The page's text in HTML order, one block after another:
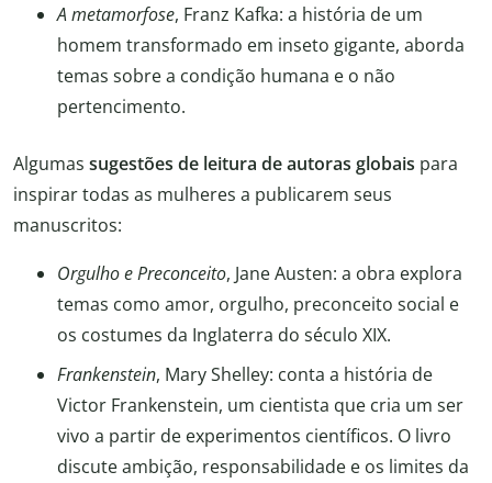
A metamorfose, Franz Kafka: a história de um
homem transformado em inseto gigante, aborda
temas sobre a condição humana e o não
pertencimento.
Algumas sugestões de leitura de autoras globais para
inspirar todas as mulheres a publicarem seus
manuscritos:
Orgulho e Preconceito, Jane Austen: a obra explora
temas como amor, orgulho, preconceito social e
os costumes da Inglaterra do século XIX.
Frankenstein, Mary Shelley: conta a história de
Victor Frankenstein, um cientista que cria um ser
vivo a partir de experimentos científicos. O livro
discute ambição, responsabilidade e os limites da